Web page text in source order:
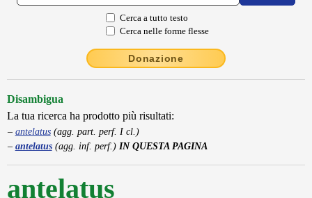
Cerca a tutto testo
Cerca nelle forme flesse
Donazione
Disambigua
La tua ricerca ha prodotto più risultati:
antelatus(agg. part. perf. I cl.)
antelatus(agg. inf. perf.) IN QUESTA PAGINA
antelatus